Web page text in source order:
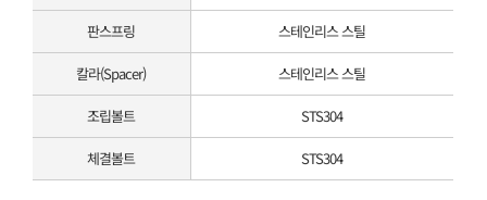
판스프링 스테인리스 스틸
칼라(Spacer) 스테인리스 스틸
조립볼트 STS304
체결볼트 STS304